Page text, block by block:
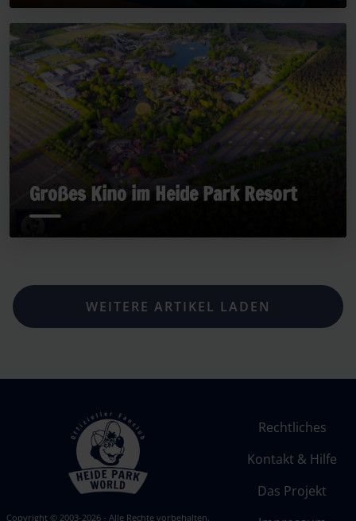
Großes Kino im Heide Park Resort
WEITERE ARTIKEL LADEN
Copyright © 2003-2026 - Alle Rechte vorbehalten.
Rechtliches
Kontakt & Hilfe
Das Projekt